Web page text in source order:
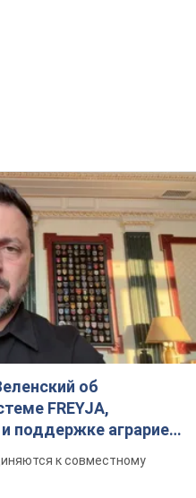
об
FREYJA,
поддержке аграриев.
к совместному